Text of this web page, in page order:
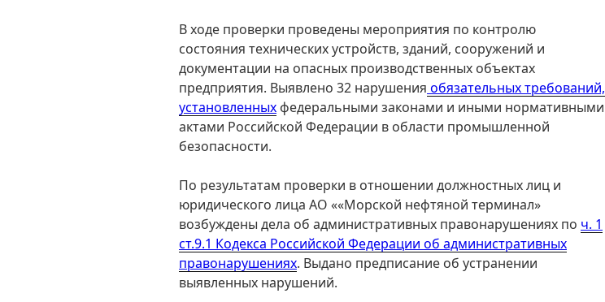
В ходе проверки проведены мероприятия по контролю
состояния технических устройств, зданий, сооружений и
документации на опасных производственных объектах
предприятия. Выявлено 32 нарушения обязательных требований,
установленныхфедеральными законами и иными нормативными
актами Российской Федерации в области промышленной
безопасности.
По результатам проверки в отношении должностных лиц и
юридического лица АО ««Морской нефтяной терминал»
возбуждены дела об административных правонарушениях по ч. 1
ст.9.1 Кодекса Российской Федерации об административных
правонарушениях. Выдано предписание об устранении
выявленных нарушений.